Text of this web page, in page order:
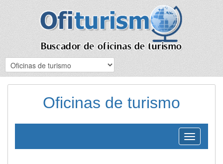
Oficinas de turismo
Toggle
navigation